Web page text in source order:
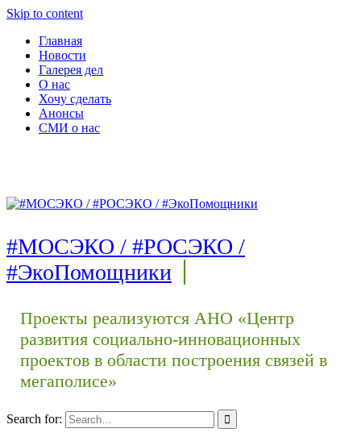
Skip to content
Главная
Новости
Галерея дел
О нас
Хочу сделать
Анонсы
СМИ о нас
#МОСЭКО / #РОСЭКО /
#ЭкоПомощники
Проекты реализуются АНО «Центр
развития социально-инновационных
проектов в области построения связей в
мегаполисе»
Search for: